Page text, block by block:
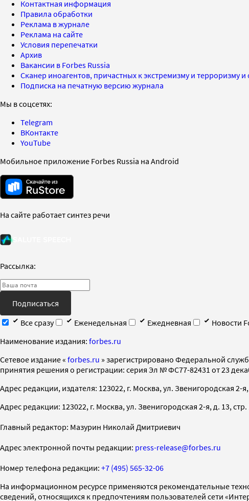
Контактная информация
Правила обработки
Реклама в журнале
Реклама на сайте
Условия перепечатки
Архив
Вакансии в Forbes Russia
Сканер иноагентов, причастных к экстремизму и
Подписка на печатную версию журнала
Мы в соцсетях:
Telegram
ВКонтакте
YouTube
Мобильное приложение Forbes Russia на Android
На сайте работает синтез речи
Рассылка:
Подписаться
Все сразу
Еженедельная Ежедневная
Новости
Наименование издания: forbes.ru
Cетевое издание « forbes.ru » зарегистрировано Федеральной
принятия решения о регистрации: серия Эл № ФС77-82431 от 23
Адрес редакции, издателя: 123022, г. Москва, ул. Звенигородская 2-я,
Адрес редакции: 123022, г. Москва, ул. Звенигородская 2-я, д. 13, стр.
Главный редактор: Мазурин Николай Дмитриевич
Адрес электронной почты редакции: press-release@forbes.ru
Номер телефона редакции: +7 (495) 565-32-06
На информационном ресурсе применяются рекомендательные
сведений, относящихся к предпочтениям пользователей сети